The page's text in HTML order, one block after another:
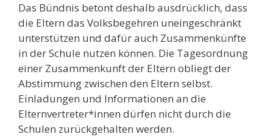
Das Bündnis betont deshalb ausdrücklich, dass
die Eltern das Volksbegehren uneingeschränkt
unterstützen und dafür auch Zusammenkünfte
in der Schule nutzen können. Die Tagesordnung
einer Zusammenkunft der Eltern obliegt der
Abstimmung zwischen den Eltern selbst.
Einladungen und Informationen an die
Elternvertreter*innen dürfen nicht durch die
Schulen zurückgehalten werden.